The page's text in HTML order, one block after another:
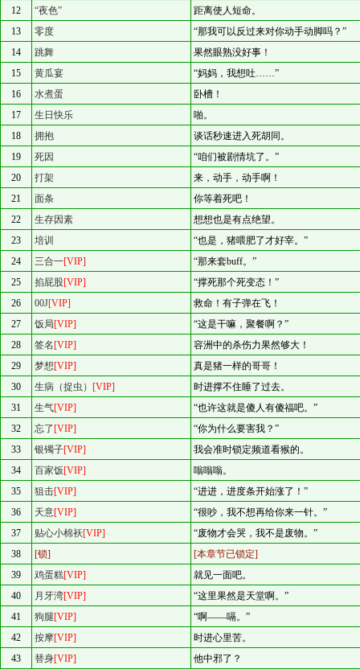
12
“夜色”
距离使人短命。
13
零度
“那我可以反过来对你动手动脚吗？”
14
跳舞
果然眼熟没好事！
15
黄瓜宴
“妈妈，我想吐……”
16
水煮蛋
卧槽！
17
生日快乐
啪。
18
拥抱
谈话秒速进入死胡同。
19
死因
“咱们被剧情坑了。”
20
打架
来，动手，动手啊！
21
面条
你等着死吧！
22
生存因素
想想也是有点绝望。
23
培训
“也是，猪喂肥了才好宰。”
24
三合一[VIP]
“那来套buff。”
25
掐屁股[VIP]
“撑死那个死变态！”
26
00J[VIP]
救命！有子弹在飞！
27
饭局[VIP]
“这是干嘛，聚餐啊？”
28
签名 [VIP]
容洲中的杀伤力果然够大！
29
梦想[VIP]
真是猪一样的哥哥！
30
生病（捉虫） [VIP]
时进撑不住睡了过去。
31
生气[VIP]
“也许这就是傻人有傻福吧。”
32
忘了 [VIP]
“你为什么要害我？”
33
银镯子[VIP]
我会准时锁定频道看猴的。
34
百家饭[VIP]
嗡嗡嗡。
35
狙击[VIP]
“进进，进度条开始涨了！”
36
天意[VIP]
“很吵，我不想再给你来一针。”
37
贴心小棉袄[VIP]
“废物才会哭，我不是废物。”
38
[锁]
[本章节已锁定]
39
鸡蛋糕[VIP]
就见一面吧。
40
月牙湾[VIP]
“这里果然是天堂啊。”
41
狗腿[VIP]
“啊——嗝。”
42
按摩[VIP]
时进心里苦。
43
替身[VIP]
他中邪了？